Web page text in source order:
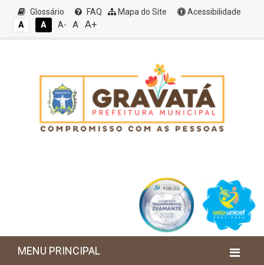
Glossário FAQ Mapa do Site
Acessibilidade
A
A A- A A+
MENU PRINCIPAL